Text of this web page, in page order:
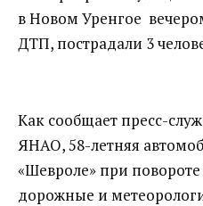
в НовомУренгое
ДТП, пострадали 3
Как сообщает пресс-
ЯНАО, 58-летняя
«Шевроле» при
дорожные и